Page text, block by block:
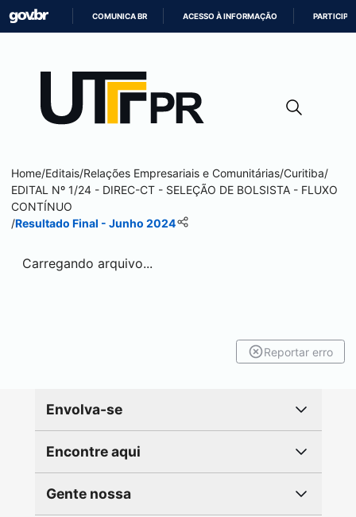
CONTEÚDO
COMUNICA BR ACESSO À INFORMAÇÃO PARTICIPE
Home/Editais/Relações Empresariais e Comunitárias/Curitiba/
EDITAL Nº 1/24 - DIREC-CT - SELEÇÃO DE BOLSISTA - FLUXO
CONTÍNUO
/Resultado Final - Junho 2024
Carregando arquivo...
Reportar erro
Envolva-se
Encontre aqui
Gente nossa